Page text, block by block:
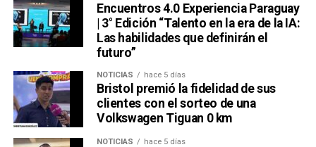
Encuentros 4.0 Experiencia Paraguay
| 3° Edición “Talento en la era de la IA:
Las habilidades que definirán el
futuro”
NOTICIAS hace 5 días
Bristol premió la fidelidad de sus
clientes con el sorteo de una
Volkswagen Tiguan 0 km
NOTICIAS hace 5 días